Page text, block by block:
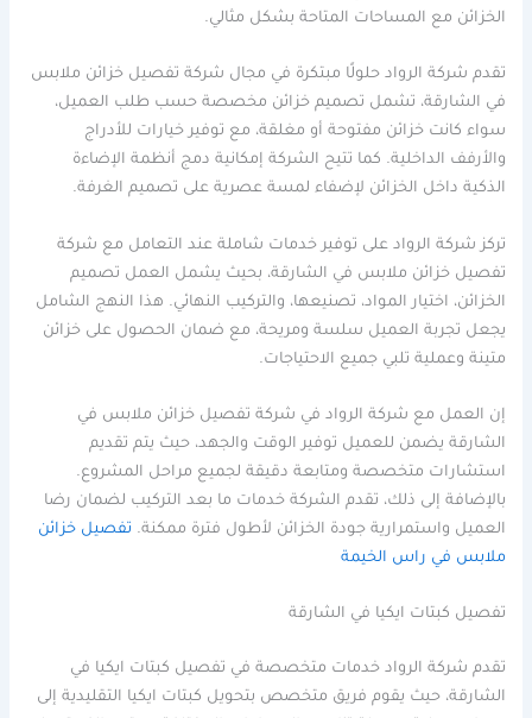
الخزائن مع المساحات المتاحة بشكل مثالي.
تقدم شركة الرواد حلولًا مبتكرة في مجال شركة تفصيل خزائن ملابس
في الشارقة، تشمل تصميم خزائن مخصصة حسب طلب العميل،
سواء كانت خزائن مفتوحة أو مغلقة، مع توفير خيارات للأدراج
والأرفف الداخلية. كما تتيح الشركة إمكانية دمج أنظمة الإضاءة
الذكية داخل الخزائن لإضفاء لمسة عصرية على تصميم الغرفة.
تركز شركة الرواد على توفير خدمات شاملة عند التعامل مع شركة
تفصيل خزائن ملابس في الشارقة، بحيث يشمل العمل تصميم
الخزائن، اختيار المواد، تصنيعها، والتركيب النهائي. هذا النهج الشامل
يجعل تجربة العميل سلسة ومريحة، مع ضمان الحصول على خزائن
متينة وعملية تلبي جميع الاحتياجات.
إن العمل مع شركة الرواد في شركة تفصيل خزائن ملابس في
الشارقة يضمن للعميل توفير الوقت والجهد، حيث يتم تقديم
استشارات متخصصة ومتابعة دقيقة لجميع مراحل المشروع.
بالإضافة إلى ذلك، تقدم الشركة خدمات ما بعد التركيب لضمان رضا
العميل واستمرارية جودة الخزائن لأطول فترة ممكنة. تفصيل خزائن
ملابس في راس الخيمة
تفصيل كبتات ايكيا في الشارقة
تقدم شركة الرواد خدمات متخصصة في تفصيل كبتات ايكيا في
الشارقة، حيث يقوم فريق متخصص بتحويل كبتات ايكيا التقليدية إلى